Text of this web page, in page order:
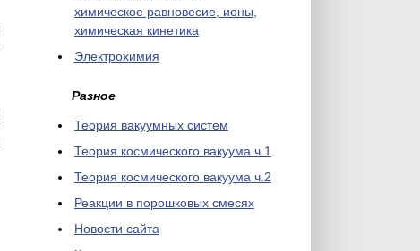
химическое равновесие, ионы,
химическая кинетика
Электрохимия
Разное
Теория вакуумных систем
Теория космического вакуума ч.1
Теория космического вакуума ч.2
Реакции в порошковых смесях
Новости сайта